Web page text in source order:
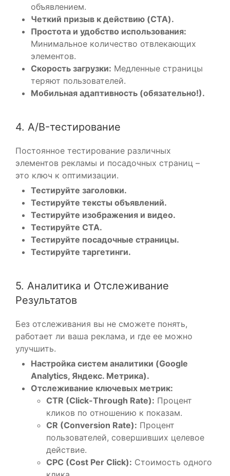
объявлением.
Четкий призыв к действию (CTA).
Простота и удобство использования:
Минимальное количество отвлекающих
элементов.
Скорость загрузки: Медленные страницы
теряют пользователей.
Мобильная адаптивность (обязательно!).
4. A/B-тестирование
Постоянное тестирование различных
элементов рекламы и посадочных страниц –
это ключ к оптимизации.
Тестируйте заголовки.
Тестируйте тексты объявлений.
Тестируйте изображения и видео.
Тестируйте CTA.
Тестируйте посадочные страницы.
Тестируйте таргетинги.
5. Аналитика и Отслеживание
Результатов
Без отслеживания вы не сможете понять,
работает ли ваша реклама, и где ее можно
улучшить.
Настройка систем аналитики (Google
Analytics, Яндекс. Метрика).
Отслеживание ключевых метрик:
CTR (Click-Through Rate): Процент
кликов по отношению к показам.
CR (Conversion Rate): Процент
пользователей, совершивших целевое
действие.
CPC (Cost Per Click): Стоимость одного